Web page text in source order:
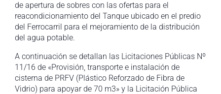
de apertura de sobres con las ofertas para el
reacondicionamiento del Tanque ubicado en el predio
del Ferrocarril para el mejoramiento de la distribución
del agua potable.
A continuación se detallan las Licitaciones Públicas Nº
11/16 de «Provisión, transporte e instalación de
cisterna de PRFV (Plástico Reforzado de Fibra de
Vidrio) para apoyar de 70 m3» y la Licitación Pública